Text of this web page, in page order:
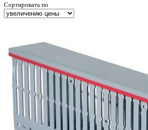
Сортировать по